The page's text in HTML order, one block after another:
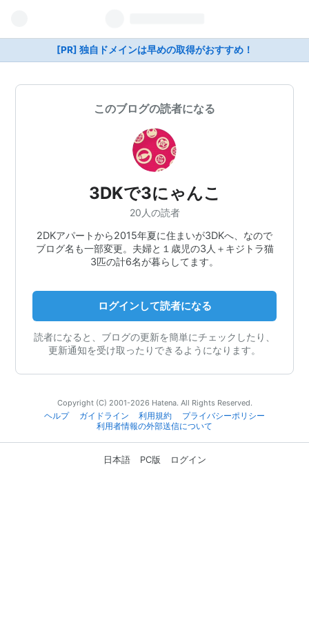
[PR] 独自ドメインは早めの取得がおすすめ！
このブログの読者になる
3DKで3にゃんこ
20人の読者
2DKアパートから2015年夏に住まいが3DKへ、なので
ブログ名も一部変更。夫婦と１歳児の3人＋キジトラ猫
3匹の計6名が暮らしてます。
ログインして読者になる
読者になると、ブログの更新を簡単にチェックしたり、
更新通知を受け取ったりできるようになります。
Copyright (C) 2001-2026 Hatena. All Rights Reserved.
ヘルプ
ガイドライン 利用規約
プライバシーポリシー
利用者情報の外部送信について
日本語 PC版 ログイン